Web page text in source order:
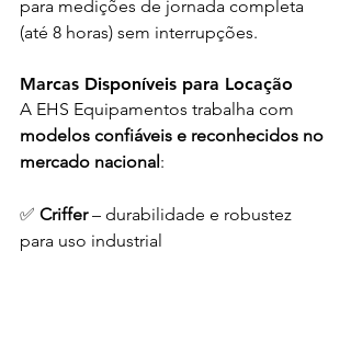
para medições de jornada completa
(até 8 horas) sem interrupções.
Marcas Disponíveis para Locação
A EHS Equipamentos trabalha com
modelos confiáveis e reconhecidos no
mercado nacional:
✅ Criffer – durabilidade e robustez
para uso industrial